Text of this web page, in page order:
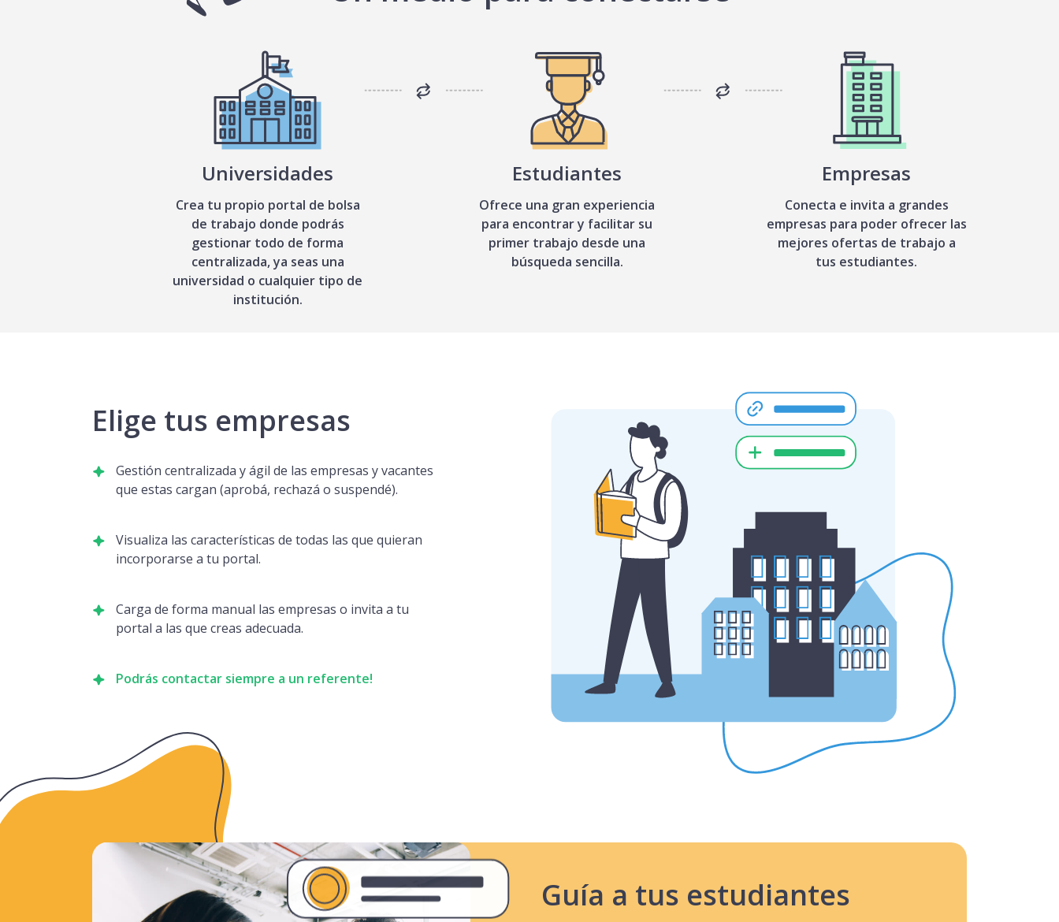
Universidades
Crea tu propio portal de bolsa
de trabajo donde podrás
gestionar todo de forma
centralizada, ya seas una
universidad o cualquier tipo de
institución.
Estudiantes
Ofrece una gran experiencia
para encontrar y facilitar su
primer trabajo desde una
búsqueda sencilla.
Empresas
Conecta e invita a grandes
empresas para poder ofrecer las
mejores ofertas de trabajo a
tus estudiantes.
Elige tus empresas
Gestión centralizada y ágil de las empresas y vacantes
que estas cargan (aprobá, rechazá o suspendé).
Visualiza las características de todas las que quieran
incorporarse a tu portal.
Carga de forma manual las empresas o invita a tu
portal a las que creas adecuada.
Podrás contactar siempre a un referente!
Guía a tus estudiantes